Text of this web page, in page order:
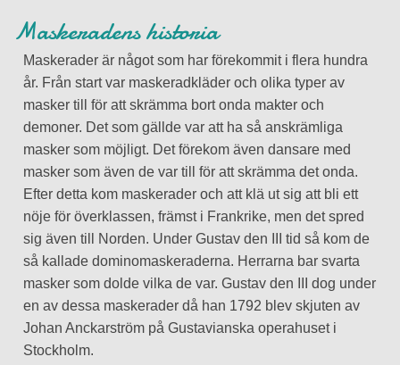
Maskeradens historia
Maskerader är något som har förekommit i flera hundra
år. Från start var maskeradkläder och olika typer av
masker till för att skrämma bort onda makter och
demoner. Det som gällde var att ha så anskrämliga
masker som möjligt. Det förekom även dansare med
masker som även de var till för att skrämma det onda.
Efter detta kom maskerader och att klä ut sig att bli ett
nöje för överklassen, främst i Frankrike, men det spred
sig även till Norden. Under Gustav den III tid så kom de
så kallade dominomaskeraderna. Herrarna bar svarta
masker som dolde vilka de var. Gustav den III dog under
en av dessa maskerader då han 1792 blev skjuten av
Johan Anckarström på Gustavianska operahuset i
Stockholm.